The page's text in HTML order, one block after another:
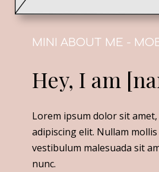
MINI ABOUT ME -
Hey, I am
Lorem ipsum dolor sit
adipiscing elit. Nullam
vestibulum malesuada sit
nunc.